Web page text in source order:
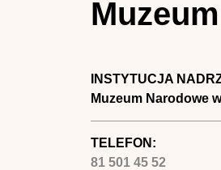
INSTYTUCJA
Muzeum Narodowe
TELEFON:
81 501 45 52